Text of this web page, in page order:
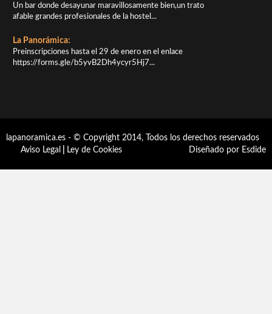
Un bar donde desayunar maravillosamente bien,un trato
afable grandes profesionales de la hostel...
La Panorámica:
Preinscripciones hasta el 29 de enero en el enlace
https://forms.gle/b5yvB2Dh4ycyr5Hj7...
lapanoramica.es - © Copyright 2014, Todos los derechos reservados
Aviso Legal
Ley de Cookies Diseñado por Esdide